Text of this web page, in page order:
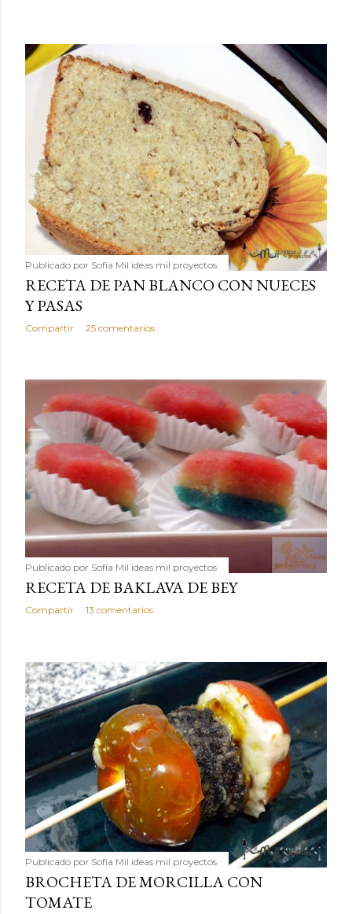
Publicado por Sofía Mil ideas mil proyectos
RECETA DE PAN BLANCO CON NUECES
Y PASAS
Compartir 25 comentarios
Publicado por Sofía Mil ideas mil proyectos
RECETA DE BAKLAVA DE BEY
Compartir 13 comentarios
Publicado por Sofía Mil ideas mil proyectos
BROCHETA DE MORCILLA CON
TOMATE